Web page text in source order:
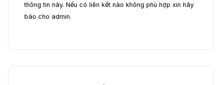
thông tin này. Nếu có liên kết nào không phù hợp xin hãy
báo cho admin.